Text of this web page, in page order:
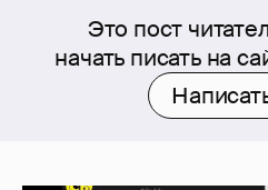
Это пост
начать писать на